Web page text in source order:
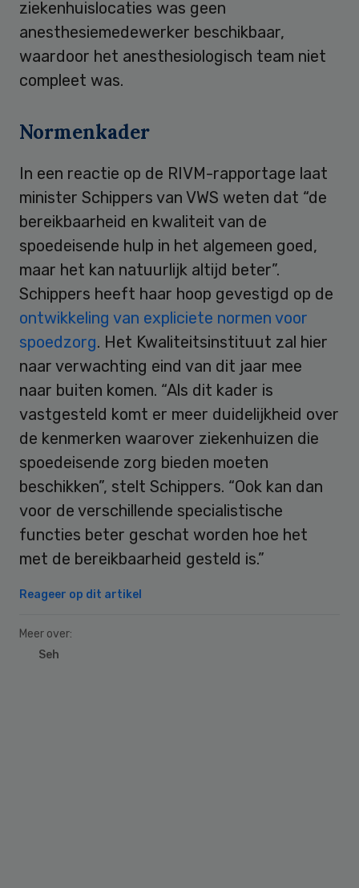
ziekenhuislocaties was geen
anesthesiemedewerker beschikbaar,
waardoor het anesthesiologisch team niet
compleet was.
Normenkader
In een reactie op de RIVM-rapportage laat
minister Schippers van VWS weten dat “de
bereikbaarheid en kwaliteit van de
spoedeisende hulp in het algemeen goed,
maar het kan natuurlijk altijd beter”.
Schippers heeft haar hoop gevestigd op de
ontwikkeling van expliciete normen voor
spoedzorg. Het Kwaliteitsinstituut zal hier
naar verwachting eind van dit jaar mee
naar buiten komen. “Als dit kader is
vastgesteld komt er meer duidelijkheid over
de kenmerken waarover ziekenhuizen die
spoedeisende zorg bieden moeten
beschikken”, stelt Schippers. “Ook kan dan
voor de verschillende specialistische
functies beter geschat worden hoe het
met de bereikbaarheid gesteld is.”
Reageer op dit artikel
Meer over:
Seh